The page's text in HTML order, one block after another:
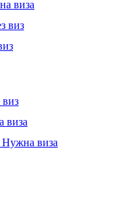
виза
виз
виз
виза
Нужна виза